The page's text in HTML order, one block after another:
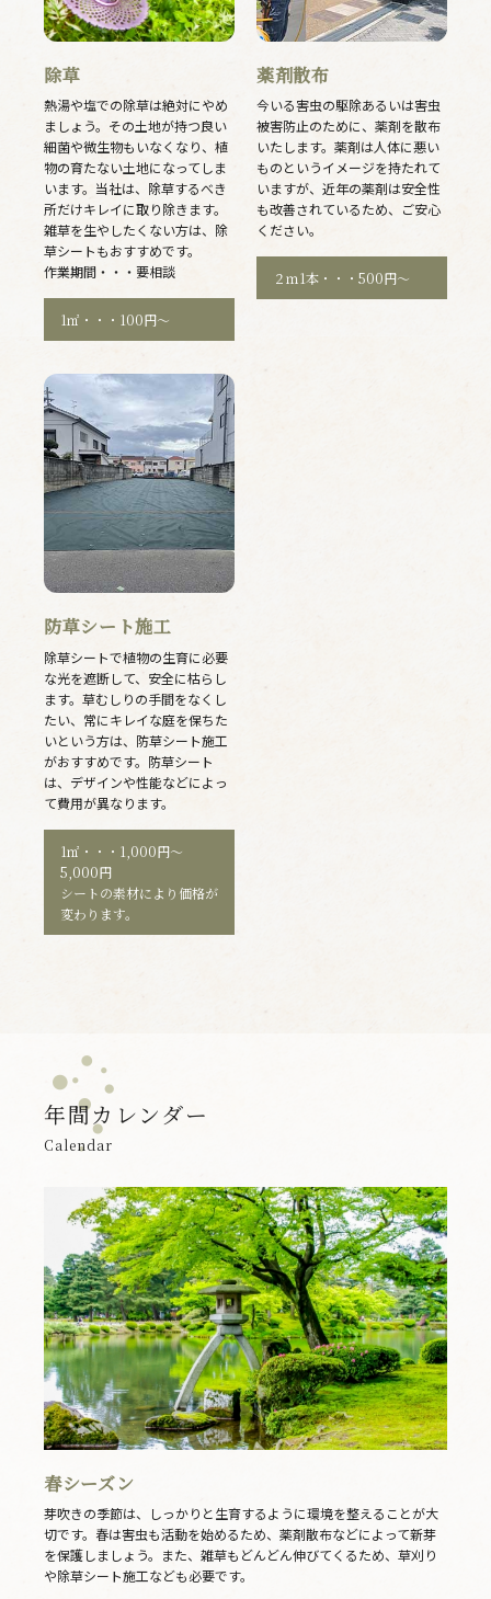
除草
熱湯や塩での除草は絶対にやめ
ましょう。その土地が持つ良い
細菌や微生物もいなくなり、植
物の育たない土地になってしま
います。当社は、除草するべき
所だけキレイに取り除きます。
雑草を生やしたくない方は、除
草シートもおすすめです。
作業期間・・・要相談
1㎡・・・100円〜
薬剤散布
今いる害虫の駆除あるいは害虫
被害防止のために、薬剤を散布
いたします。薬剤は人体に悪い
ものというイメージを持たれて
いますが、近年の薬剤は安全性
も改善されているため、ご安心
ください。
２ｍ1本・・・500円〜
防草シート施工
除草シートで植物の生育に必要
な光を遮断して、安全に枯らし
ます。草むしりの手間をなくし
たい、常にキレイな庭を保ちた
いという方は、防草シート施工
がおすすめです。防草シート
は、デザインや性能などによっ
て費用が異なります。
1㎡・・・1,000円〜
5,000円
シートの素材により価格が
変わります。
年間カレンダー
Calendar
春シーズン
芽吹きの季節は、しっかりと生育するように環境を整えることが大
切です。春は害虫も活動を始めるため、薬剤散布などによって新芽
を保護しましょう。また、雑草もどんどん伸びてくるため、草刈り
や除草シート施工なども必要です。